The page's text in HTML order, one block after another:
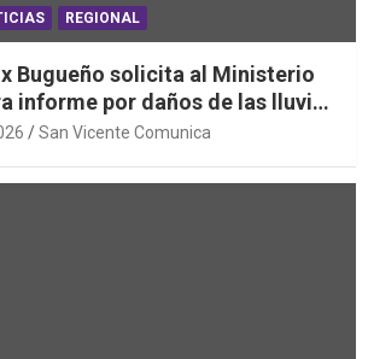
REGIONAL
Bugueño solicita al Ministerio
informe por daños de las lluvias
O´Higgins
San Vicente Comunica